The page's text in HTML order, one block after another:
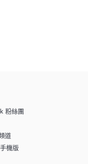
粉絲團
道
手機版